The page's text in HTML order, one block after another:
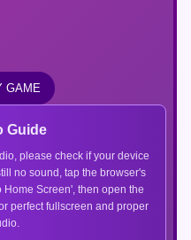
Guide
please check if your device
no sound, tap the browser's
Screen', then open the
perfect fullscreen and proper
GAME